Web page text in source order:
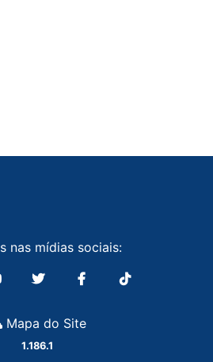
nas mídias sociais:
Mapa do Site
1.186.1